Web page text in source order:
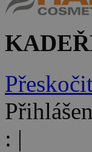
: |